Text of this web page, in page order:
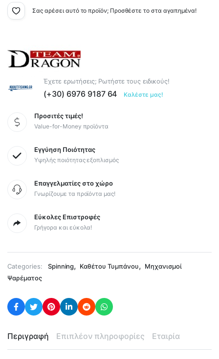
Σας αρέσει αυτό το προϊόν; Προσθέστε το στα αγαπημένα!
Έχετε ερωτήσεις; Ρωτήστε τους ειδικούς!
(+30) 6976 9187 64 Καλέστε μας!
Προσιτές τιμές!
Value-for-Money προϊόντα
Εγγύηση Ποιότητας
Υψηλής ποιότητας εξοπλισμός
Επαγγελματίες στο χώρο
Γνωρίζουμε τα προϊόντα μας!
Εύκολες Επιστροφές
Γρήγορα και εύκολα!
Categories: Spinning, Καθέτου Τυμπάνου,
Μηχανισμοί
Ψαρέματος
Περιγραφή Επιπλέον πληροφορίες Εταιρία